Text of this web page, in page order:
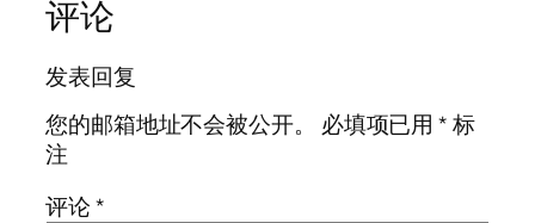
评论
发表回复
您的邮箱地址不会被公开。
必填项已用*标
注
评论*